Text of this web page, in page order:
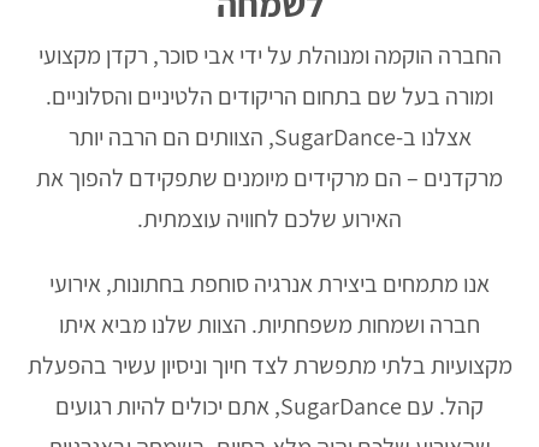
החברה הוקמה ומנוהלת על ידי אבי סוכר, רקדן מקצועי
ומורה בעל שם בתחום הריקודים הלטיניים והסלוניים.
אצלנו ב-SugarDance, הצוותים הם הרבה יותר
מרקדנים – הם מרקידים מיומנים שתפקידם להפוך את
האירוע שלכם לחוויה עוצמתית.
אנו מתמחים ביצירת אנרגיה סוחפת בחתונות, אירועי
חברה ושמחות משפחתיות. הצוות שלנו מביא איתו
מקצועיות בלתי מתפשרת לצד חיוך וניסיון עשיר בהפעלת
קהל. עם SugarDance, אתם יכולים להיות רגועים